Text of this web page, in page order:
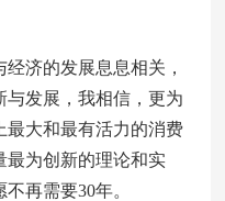
济的发展息息相关，
与发展，我相信，更为
最大和最有活力的消费
最为创新的理论和实
再需要30年。